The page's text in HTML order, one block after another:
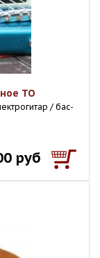
ТО
/ бас-
руб